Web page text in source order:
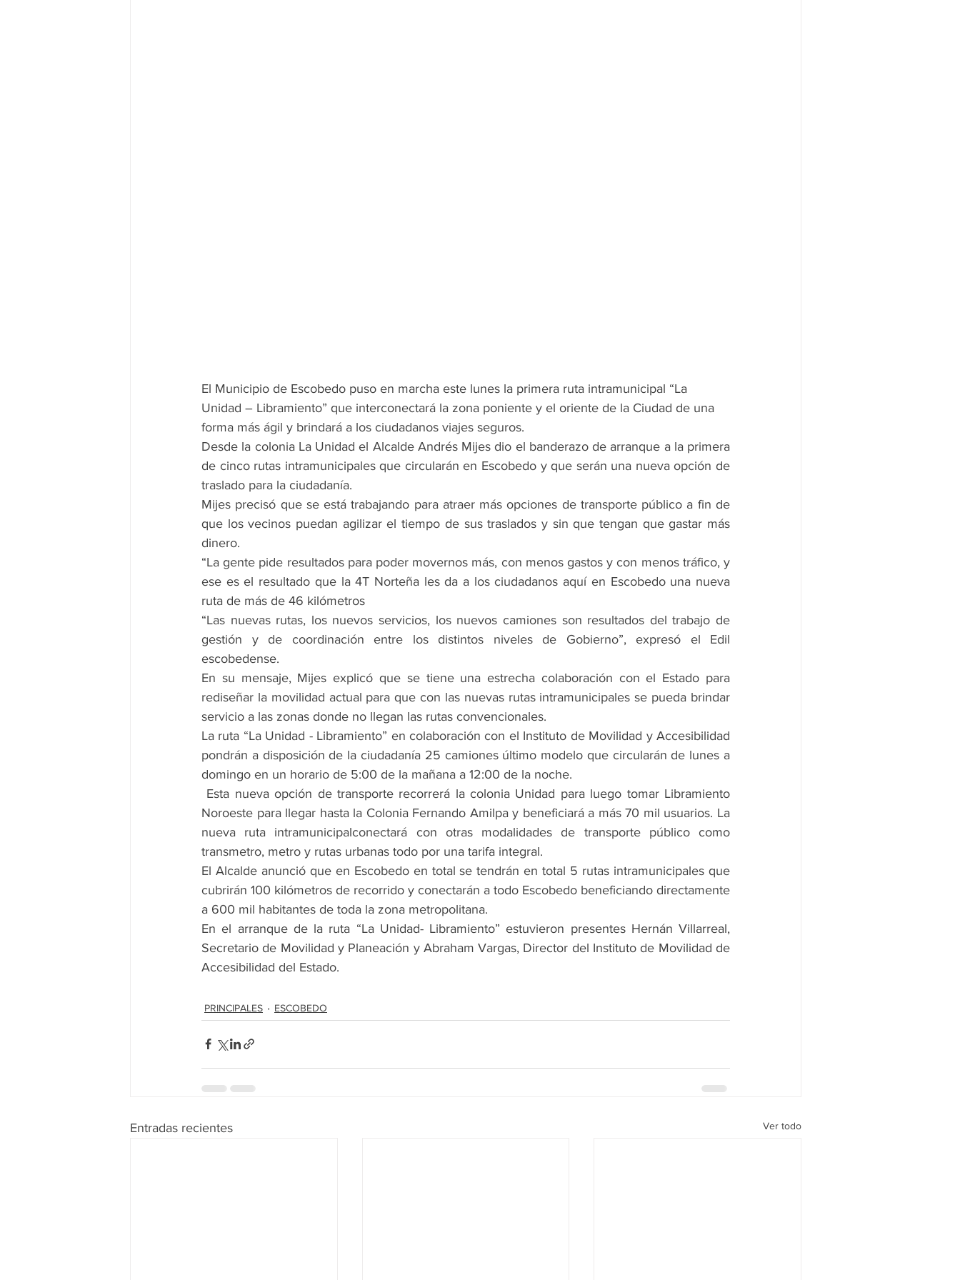
El Municipio de Escobedo puso en marcha este lunes la primera ruta intramunicipal “La
Unidad – Libramiento” que interconectará la zona poniente y el oriente de la Ciudad de una
forma más ágil y brindará a los ciudadanos viajes seguros.
Desde la colonia La Unidad el Alcalde Andrés Mijes dio el banderazo de arranque a la primera
de cinco rutas intramunicipales que circularán en Escobedo y que serán una nueva opción de
traslado para la ciudadanía.
Mijes precisó que se está trabajando para atraer más opciones de transporte público a fin de
que los vecinos puedan agilizar el tiempo de sus traslados y sin que tengan que gastar más
dinero.
“La gente pide resultados para poder movernos más, con menos gastos y con menos tráfico, y
ese es el resultado que la 4T Norteña les da a los ciudadanos aquí en Escobedo una nueva
ruta de más de 46 kilómetros
“Las nuevas rutas, los nuevos servicios, los nuevos camiones son resultados del trabajo de
gestión y de coordinación entre los distintos niveles de Gobierno”, expresó el Edil
escobedense.
En su mensaje, Mijes explicó que se tiene una estrecha colaboración con el Estado para
rediseñar la movilidad actual para que con las nuevas rutas intramunicipales se pueda brindar
servicio a las zonas donde no llegan las rutas convencionales.
La ruta “La Unidad - Libramiento” en colaboración con el Instituto de Movilidad y Accesibilidad
pondrán a disposición de la ciudadanía 25 camiones último modelo que circularán de lunes a
domingo en un horario de 5:00 de la mañana a 12:00 de la noche.
Esta nueva opción de transporte recorrerá la colonia Unidad para luego tomar Libramiento
Noroeste para llegar hasta la Colonia Fernando Amilpa y beneficiará a más 70 mil usuarios. La
nueva ruta intramunicipalconectará con otras modalidades de transporte público como
transmetro, metro y rutas urbanas todo por una tarifa integral.
El Alcalde anunció que en Escobedo en total se tendrán en total 5 rutas intramunicipales que
cubrirán 100 kilómetros de recorrido y conectarán a todo Escobedo beneficiando directamente
a 600 mil habitantes de toda la zona metropolitana.
En el arranque de la ruta “La Unidad- Libramiento” estuvieron presentes Hernán Villarreal,
Secretario de Movilidad y Planeación y Abraham Vargas, Director del Instituto de Movilidad de
Accesibilidad del Estado.
PRINCIPALES ESCOBEDO
Entradas recientes Ver todo